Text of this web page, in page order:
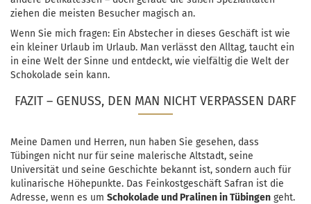
ziehen die meisten Besucher magisch an.
Wenn Sie mich fragen: Ein Abstecher in dieses Geschäft ist wie
ein kleiner Urlaub im Urlaub. Man verlässt den Alltag, taucht ein
in eine Welt der Sinne und entdeckt, wie vielfältig die Welt der
Schokolade sein kann.
FAZIT – GENUSS, DEN MAN NICHT VERPASSEN DARF
Meine Damen und Herren, nun haben Sie gesehen, dass
Tübingen nicht nur für seine malerische Altstadt, seine
Universität und seine Geschichte bekannt ist, sondern auch für
kulinarische Höhepunkte. Das Feinkostgeschäft Safran ist die
Adresse, wenn es um Schokolade und Pralinen in Tübingen geht.